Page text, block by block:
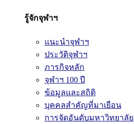
รู้จักจุฬาฯ
แนะนำจุฬาฯ
ประวัติจุฬาฯ
ภารกิจหลัก
จุฬาฯ 100 ปี
ข้อมูลและสถิติ
บุคคลสำคัญที่มาเยือน
การจัดอันดับมหาวิทยาลัย